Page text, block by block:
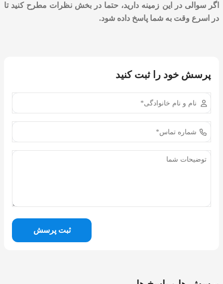
اگر سوالی در این زمینه دارید، حتما در بخش نظرات مطرح کنید تا
در اسرع وقت به شما پاسخ داده شود.
پرسش خود را ثبت کنید
ثبت پرسش